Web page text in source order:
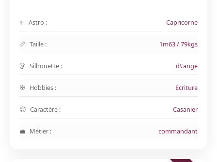
Astro : Capricorne
Taille : 1m63 / 79kgs
Silhouette : d\'ange
Hobbies : Ecriture
Caractère : Casanier
Métier : commandant